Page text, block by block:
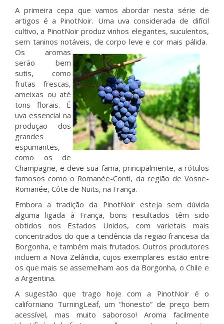
A primeira cepa que vamos abordar nesta série de
artigos é a PinotNoir. Uma uva considerada de difícil
cultivo, a PinotNoir produz vinhos elegantes, suculentos,
sem taninos notáveis, de corpo leve e cor mais pálida.
Os aromas
serão bem
sutis, como
frutas frescas,
ameixas ou até
tons florais. É
uva essencial na
produção dos
grandes
espumantes,
como os de
Champagne, e deve sua fama, principalmente, a rótulos
famosos como o Romanée-Conti, da região de Vosne-
Romanée, Côte de Nuits, na França.
Embora a tradição da PinotNoir esteja sem dúvida
alguma ligada à França, bons resultados têm sido
obtidos nos Estados Unidos, com varietais mais
concentrados do que a tendência da região francesa da
Borgonha, e também mais frutados. Outros produtores
incluem a Nova Zelândia, cujos exemplares estão entre
os que mais se assemelham aos da Borgonha, o Chile e
a Argentina.
A sugestão que trago hoje com a PinotNoir é o
californiano TurningLeaf, um “honesto” de preço bem
acessível, mas muito saboroso! Aroma facilmente